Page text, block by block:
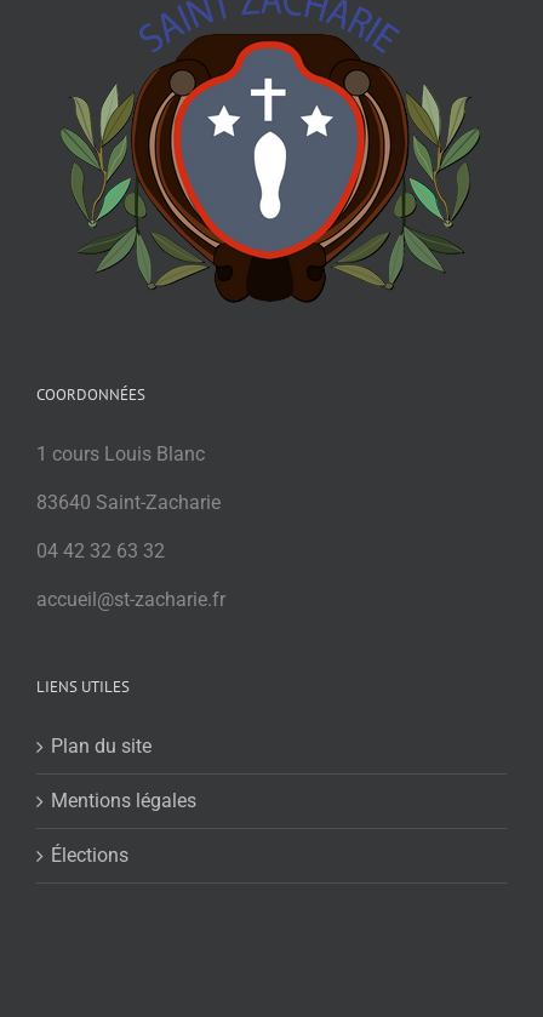
COORDONNÉES
1 cours Louis Blanc
83640 Saint-Zacharie
04 42 32 63 32
accueil@st-zacharie.fr
LIENS UTILES
Plan du site
Mentions légales
Élections